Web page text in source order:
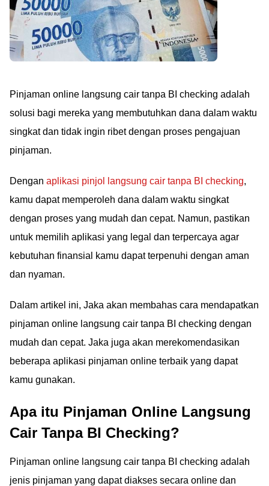
Pinjaman online langsung cair tanpa BI checking adalah
solusi bagi mereka yang membutuhkan dana dalam waktu
singkat dan tidak ingin ribet dengan proses pengajuan
pinjaman.
Dengan aplikasi pinjol langsung cair tanpa BI checking,
kamu dapat memperoleh dana dalam waktu singkat
dengan proses yang mudah dan cepat. Namun, pastikan
untuk memilih aplikasi yang legal dan terpercaya agar
kebutuhan finansial kamu dapat terpenuhi dengan aman
dan nyaman.
Dalam artikel ini, Jaka akan membahas cara mendapatkan
pinjaman online langsung cair tanpa BI checking dengan
mudah dan cepat. Jaka juga akan merekomendasikan
beberapa aplikasi pinjaman online terbaik yang dapat
kamu gunakan.
Apa itu Pinjaman Online Langsung
Cair Tanpa BI Checking?
Pinjaman online langsung cair tanpa BI checking adalah
jenis pinjaman yang dapat diakses secara online dan